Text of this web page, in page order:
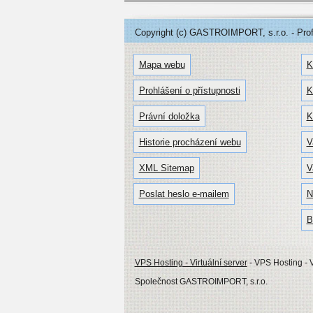
Copyright (c) GASTROIMPORT, s.r.o. -
Mapa webu
Prohlášení o přístupnosti
Právní doložka
Historie procházení webu
XML Sitemap
Poslat heslo e-mailem
VPS Hosting - Virtuální server - VPS Hosting -
Společnost GASTROIMPORT, s.r.o.